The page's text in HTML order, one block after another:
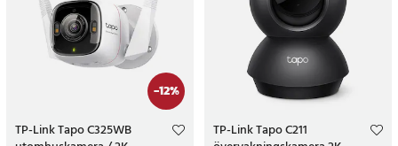
-12%
TP-Link Tapo C325WB
TP-Link Tapo C211